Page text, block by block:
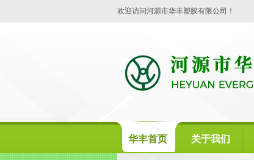
欢迎访问河源市华丰塑胶有限公司！
华丰首页 关于我们